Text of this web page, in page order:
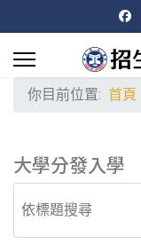
你目前位置: 首頁
大學分發入學